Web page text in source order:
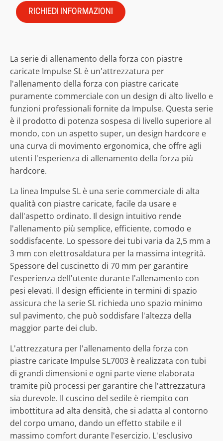
RICHIEDI INFORMAZIONI
La serie di allenamento della forza con piastre
caricate Impulse SL è un'attrezzatura per
l'allenamento della forza con piastre caricate
puramente commerciale con un design di alto livello e
funzioni professionali fornite da Impulse. Questa serie
è il prodotto di potenza sospesa di livello superiore al
mondo, con un aspetto super, un design hardcore e
una curva di movimento ergonomica, che offre agli
utenti l'esperienza di allenamento della forza più
hardcore.
La linea Impulse SL è una serie commerciale di alta
qualità con piastre caricate, facile da usare e
dall'aspetto ordinato. Il design intuitivo rende
l'allenamento più semplice, efficiente, comodo e
soddisfacente. Lo spessore dei tubi varia da 2,5 mm a
3 mm con elettrosaldatura per la massima integrità.
Spessore del cuscinetto di 70 mm per garantire
l'esperienza dell'utente durante l'allenamento con
pesi elevati. Il design efficiente in termini di spazio
assicura che la serie SL richieda uno spazio minimo
sul pavimento, che può soddisfare l'altezza della
maggior parte dei club.
L'attrezzatura per l'allenamento della forza con
piastre caricate Impulse SL7003 è realizzata con tubi
di grandi dimensioni e ogni parte viene elaborata
tramite più processi per garantire che l'attrezzatura
sia durevole. Il cuscino del sedile è riempito con
imbottitura ad alta densità, che si adatta al contorno
del corpo umano, dando un effetto stabile e il
massimo comfort durante l'esercizio. L'esclusivo